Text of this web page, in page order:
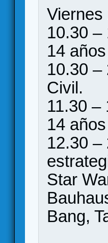
Viernes
10.30 –
14
10.30 –
Civil.
11.30 –
14
12.30 –
Star
Bang,